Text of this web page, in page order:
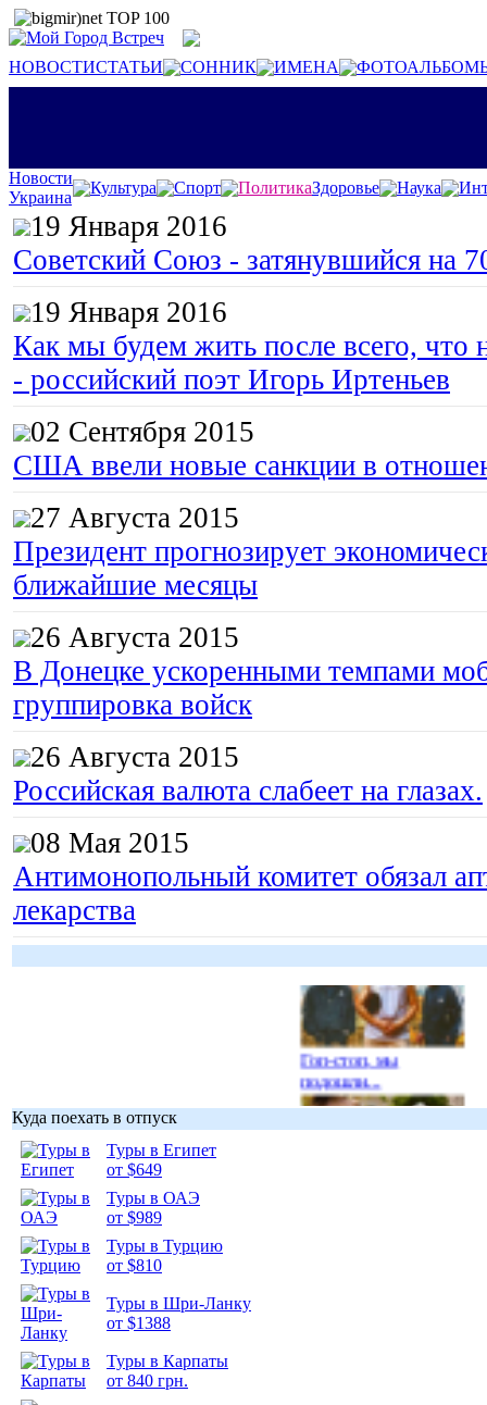
НОВОСТИСТАТЬИ СОННИК ИМЕНА
Новости
Украина
Культура Спорт ПолитикаЗдоровье Наука
19 Января 2016
Советский Союз - затянувшийся на
19 Января 2016
Как мы будем жить после всего, что
- российский поэт Игорь Иртеньев
02 Сентября 2015
США ввели новые санкции в
27 Августа 2015
Президент прогнозирует
ближайшие месяцы
26 Августа 2015
В Донецке ускоренными темпами
группировка войск
26 Августа 2015
Российская валюта слабеет на глазах.
08 Мая 2015
Антимонопольный комитет обязал
лекарства
Гоп-стоп, мы
подошли...
Куда поехать в отпуск
Туры в Египет
от $649
Туры в ОАЭ
от $989
Туры в Турцию
от $810
Туры в Шри-Ланку
от $1388
Туры в Карпаты
от 840 грн.